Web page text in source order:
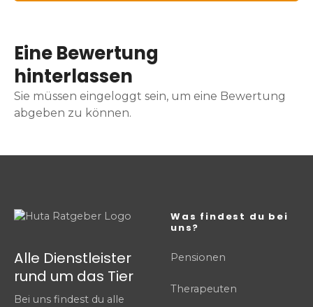
Eine Bewertung
hinterlassen
Sie müssen eingeloggt sein, um eine Bewertung
abgeben zu können.
Alle Dienstleister
rund um das Tier
Bei uns findest du alle
Was findest du bei
uns?
Pensionen
Therapeuten